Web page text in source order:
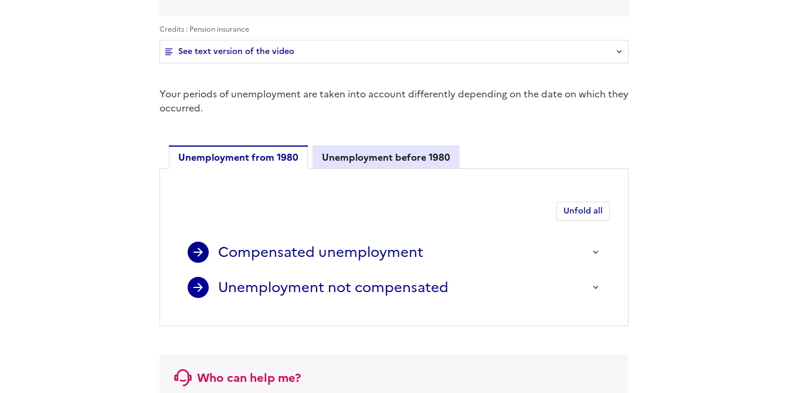
Credits : Pension insurance
See text version of the video
Your periods of unemployment are taken into account differently depending on the date on which they
occurred.
Unemployment from 1980 Unemployment before 1980
Unfold all
Compensated unemployment
Unemployment not compensated
Who can help me?